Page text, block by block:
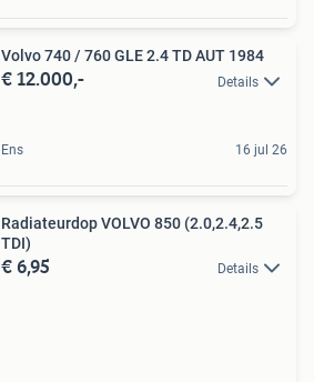
Volvo 740 / 760 GLE 2.4 TD AUT 1984
€ 12.000,- Details
Ens 16 jul 26
Radiateurdop VOLVO 850 (2.0,2.4,2.5
TDI)
€ 6,95 Details